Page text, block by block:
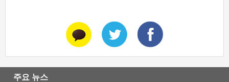
주요 뉴스